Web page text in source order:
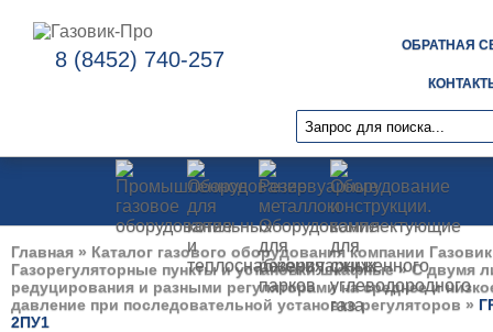
8 (8452) 740-257
ОБРАТНАЯ
Главная » Каталог газового оборудования компании Газовик
Газорегуляторные пункты и установки шкафные»С двумя
редуцирования и разными регуляторами на среднее и
давление при последовательной установке регуляторов »
2ПУ1